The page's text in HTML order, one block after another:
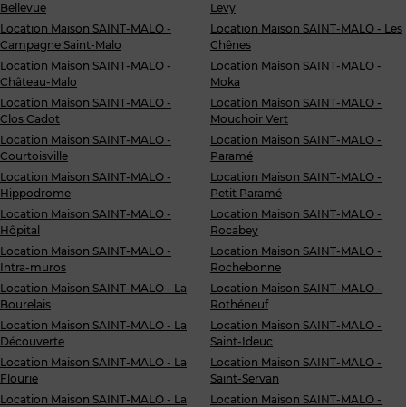
Bellevue
Location Maison SAINT-MALO -
Campagne Saint-Malo
Location Maison SAINT-MALO -
Château-Malo
Location Maison SAINT-MALO -
Clos Cadot
Location Maison SAINT-MALO -
Courtoisville
Location Maison SAINT-MALO -
Hippodrome
Location Maison SAINT-MALO -
Hôpital
Location Maison SAINT-MALO -
Intra-muros
Location Maison SAINT-MALO - La
Bourelais
Location Maison SAINT-MALO - La
Découverte
Location Maison SAINT-MALO - La
Flourie
Location Maison SAINT-MALO - La
Levy
Location Maison SAINT-MALO - Les
Chênes
Location Maison SAINT-MALO -
Moka
Location Maison SAINT-MALO -
Mouchoir Vert
Location Maison SAINT-MALO -
Paramé
Location Maison SAINT-MALO -
Petit Paramé
Location Maison SAINT-MALO -
Rocabey
Location Maison SAINT-MALO -
Rochebonne
Location Maison SAINT-MALO -
Rothéneuf
Location Maison SAINT-MALO -
Saint-Ideuc
Location Maison SAINT-MALO -
Saint-Servan
Location Maison SAINT-MALO -